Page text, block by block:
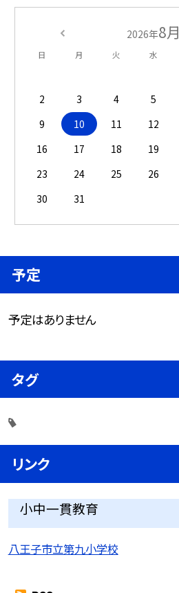
2026年8月
日 月 火 水
2
3 4 5
9
10 11 12
16
17 18 19
23
24 25 26
30
31
予定
予定はありません
タグ
リンク
小中一貫教育
八王子市立第九小学校